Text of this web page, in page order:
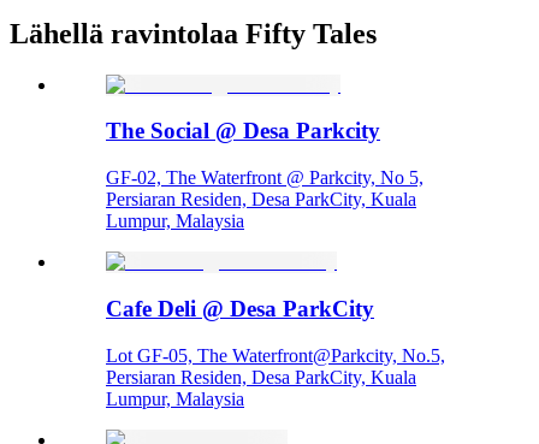
Lähellä ravintolaa Fifty Tales
The Social @ Desa Parkcity
GF-02, The Waterfront @ Parkcity, No 5,
Persiaran Residen, Desa ParkCity, Kuala
Lumpur, Malaysia
Cafe Deli @ Desa ParkCity
Lot GF-05, The Waterfront@Parkcity, No.5,
Persiaran Residen, Desa ParkCity, Kuala
Lumpur, Malaysia